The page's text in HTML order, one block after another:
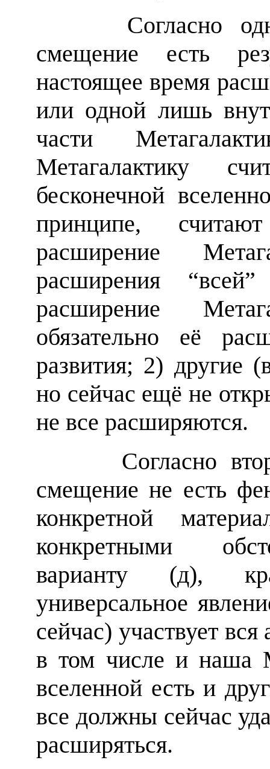
Согласно
смещение есть
настоящее время
или одной лишь
части
Метагалактику
бесконечной
принципе,
расширение
расширения
расширение
обязательно её
развития; 2) другие
но сейчас ещё не
не все расширяются.
Согласно
смещение не есть
конкретной
конкретными
варианту (д),
универсальное
сейчас) участвует
в том числе и наша
вселенной есть и
все должны сейчас
расширяться.